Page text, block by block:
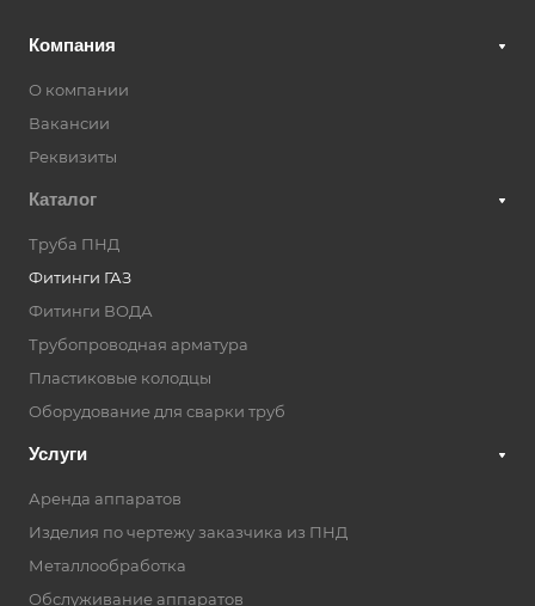
Компания
О компании
Вакансии
Реквизиты
Каталог
Труба ПНД
Фитинги ГАЗ
Фитинги ВОДА
Трубопроводная арматура
Пластиковые колодцы
Оборудование для сварки труб
Услуги
Аренда аппаратов
Изделия по чертежу заказчика из ПНД
Металлообработка
Обслуживание аппаратов